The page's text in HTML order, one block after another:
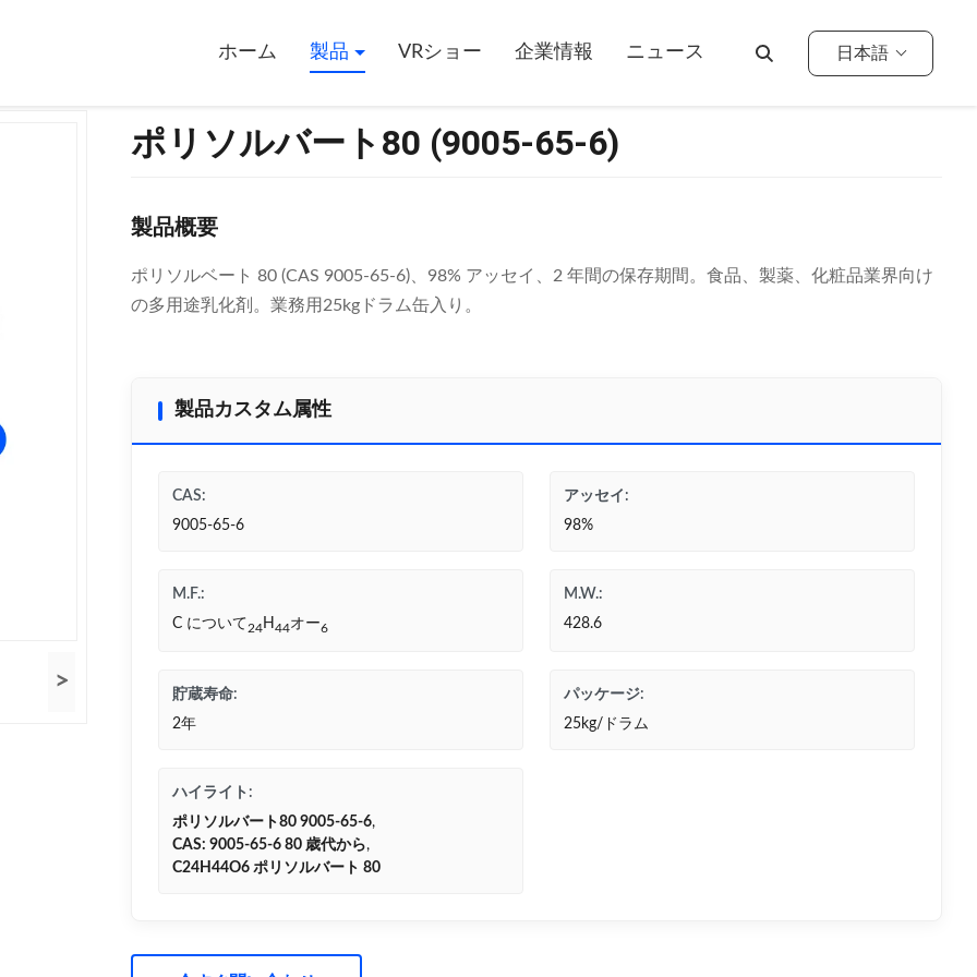
ホーム 製品 VRショー 企業情報 ニュース 日本語
>
ポリソルバート80 (9005-65-6)
製品概要
ポリソルベート 80 (CAS 9005-65-6)、98% アッセイ、2 年間の保存期間。食品、製薬、化粧品業界向け
の多用途乳化剤。業務用25kgドラム缶入り。
製品カスタム属性
CAS:
9005-65-6
アッセイ:
98%
M.F.:
C について24H 44オー6
M.W.:
428.6
貯蔵寿命:
2年
パッケージ:
25kg/ドラム
ハイライト:
ポリソルバート80 9005-65-6,
CAS: 9005-65-6 80 歳代から,
C24H44O6 ポリソルバート 80